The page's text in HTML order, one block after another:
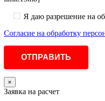
Я даю разрешение на
Согласие на обработку
×
Заявка на расчет